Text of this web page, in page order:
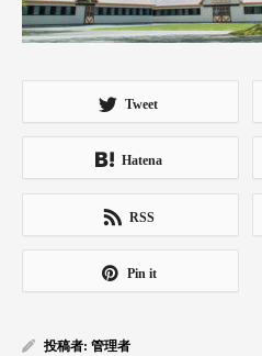
Tweet
Hatena
RSS
Pin it
投稿者: 管理者